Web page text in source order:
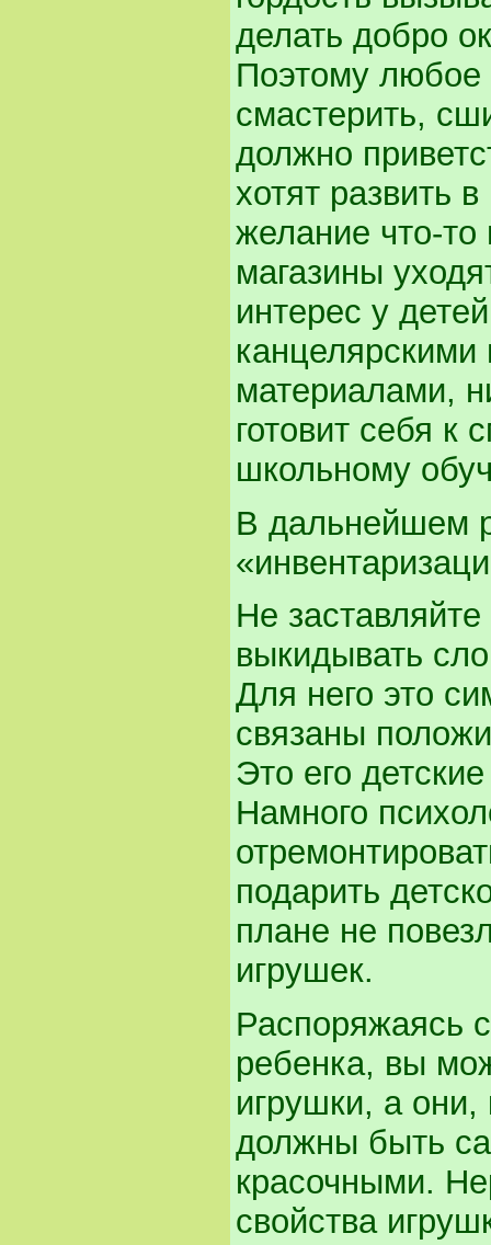
делать добро
Поэтому любое
смастерить,
должно
хотят развить
желание что-
магазины
интерес у
материалами,
готовит себя к
школьному
В дальнейшем
Не
выкидывать
Для него это
связаны
Это его
Намного
подарить
плане не
игрушек.
Распоряжаясь
ребенка, вы
игрушки, а
должны быть
красочными.
свойства